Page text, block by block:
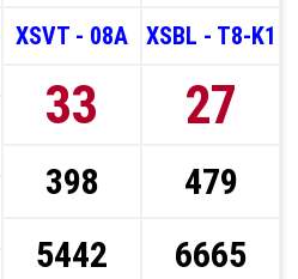
XSVT - 08A
33
398
5442
XSBL - T8-K1
27
479
6665